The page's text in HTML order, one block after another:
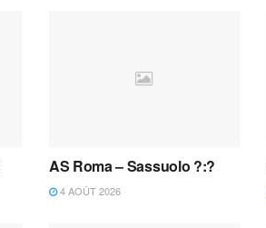
AS Roma – Sassuolo ?:?
4 AOÛT 2026